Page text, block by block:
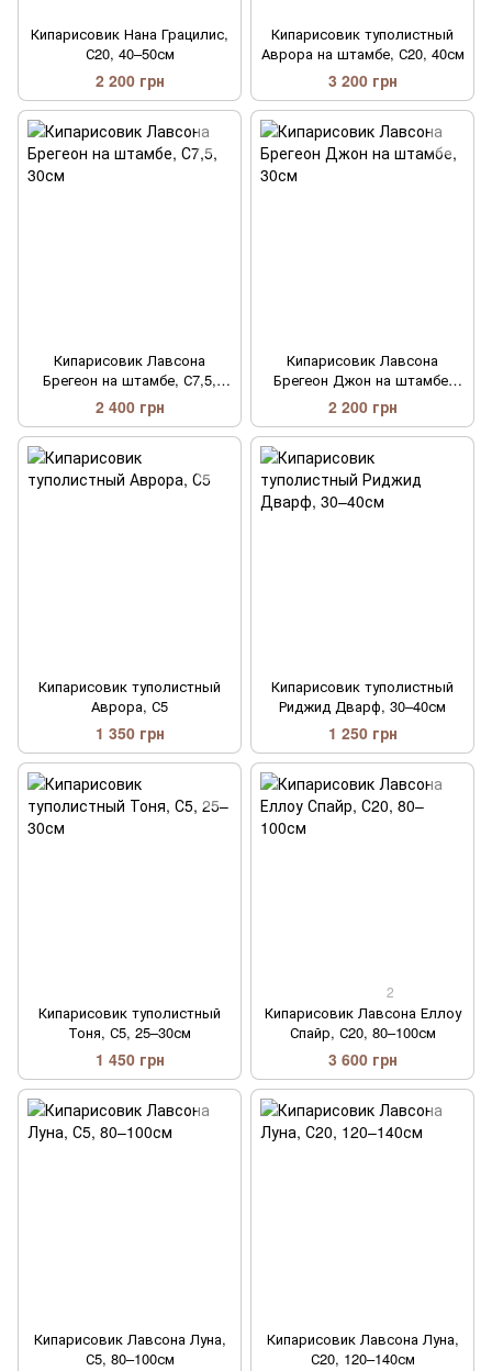
Кипарисовик Нана Грацилис,
С20, 40–50см
2 200 грн
Кипарисовик туполистный
Аврора на штамбе, С20, 40см
3 200 грн
Кипарисовик Лавсона
Брегеон на штамбе, С7,5,
30см
2 400 грн
Кипарисовик Лавсона
Брегеон Джон на штамбе,
30см
2 200 грн
Кипарисовик туполистный
Аврора, С5
1 350 грн
Кипарисовик туполистный
Риджид Дварф, 30–40см
1 250 грн
Кипарисовик туполистный
Тоня, С5, 25–30см
1 450 грн
2
Кипарисовик Лавсона Еллоу
Спайр, С20, 80–100см
3 600 грн
Кипарисовик Лавсона Луна,
С5, 80–100см
Кипарисовик Лавсона Луна,
С20, 120–140см